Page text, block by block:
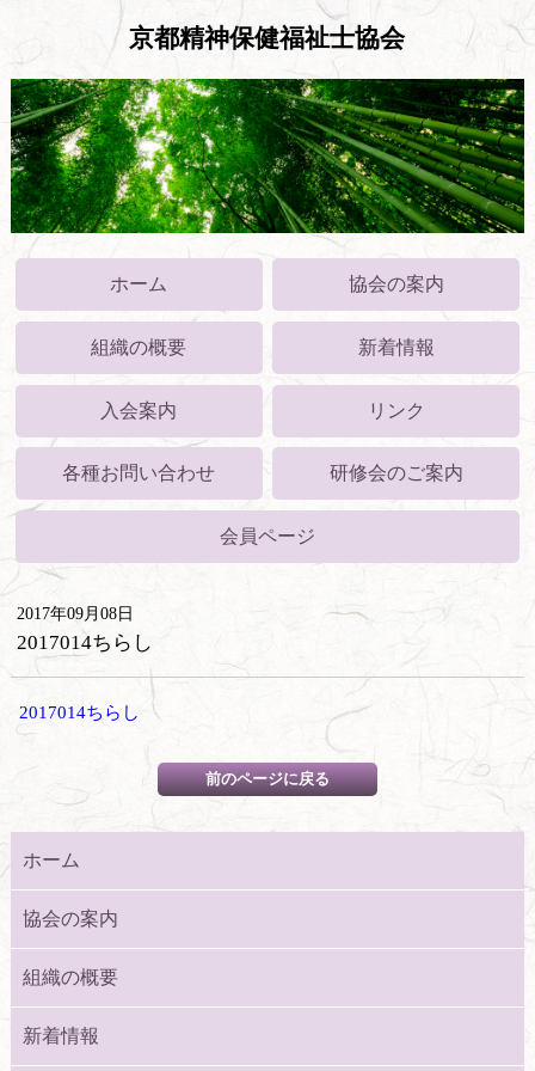
京都精神保健福祉士協会
ホーム 協会の案内
組織の概要 新着情報
入会案内 リンク
各種お問い合わせ 研修会のご案内
会員ページ
2017年09月08日
2017014ちらし
2017014ちらし
ホーム
協会の案内
組織の概要
新着情報